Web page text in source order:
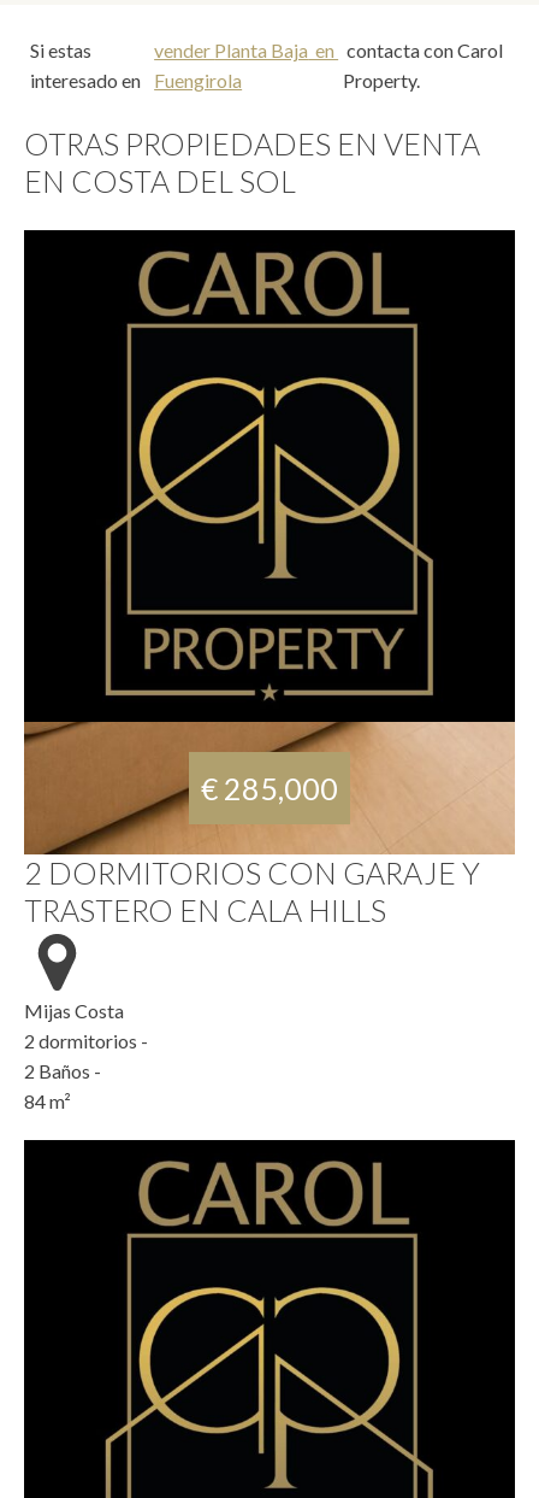
Si estas
interesado en
vender Planta Baja en
Fuengirola
contacta con Carol
Property.
OTRAS PROPIEDADES EN VENTA
EN COSTA DEL SOL
€ 285,000
2 DORMITORIOS CON GARAJE Y
TRASTERO EN CALA HILLS
Mijas Costa
2 dormitorios -
2 Baños -
84m²